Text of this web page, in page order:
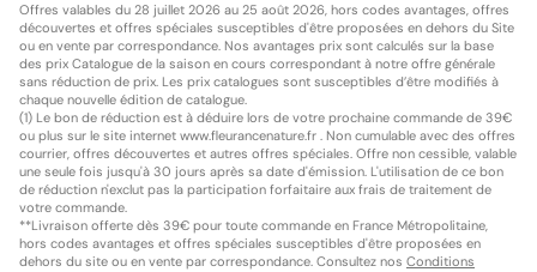
Offres valables du 28 juillet 2026 au 25 août 2026, hors codes avantages, offres
découvertes et offres spéciales susceptibles d'être proposées en dehors du Site
ou en vente par correspondance. Nos avantages prix sont calculés sur la base
des prix Catalogue de la saison en cours correspondant à notre offre générale
sans réduction de prix. Les prix catalogues sont susceptibles d’être modifiés à
chaque nouvelle édition de catalogue.
(1) Le bon de réduction est à déduire lors de votre prochaine commande de 39€
ou plus sur le site internet www.fleurancenature.fr . Non cumulable avec des offres
courrier, offres découvertes et autres offres spéciales. Offre non cessible, valable
une seule fois jusqu'à 30 jours après sa date d'émission. L'utilisation de ce bon
de réduction n'exclut pas la participation forfaitaire aux frais de traitement de
votre commande.
**Livraison offerte dès 39€ pour toute commande en France Métropolitaine,
hors codes avantages et offres spéciales susceptibles d'être proposées en
dehors du site ou en vente par correspondance. Consultez nos Conditions